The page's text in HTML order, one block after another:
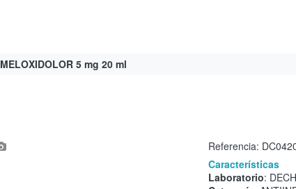
MELOXIDOLOR 5 mg 20 ml
Referencia:
Características
Laboratorio: